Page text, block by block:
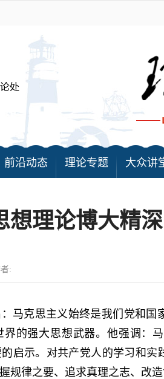
前沿动态 理论专题 大众讲
想理论博大精
:
克思主义始终是我们党和国
的强大思想武器。他强调：
启示。对共产党人的学习和实
规律之要、追求真理之志、改造